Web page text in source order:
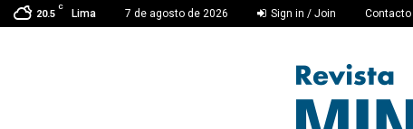
20.5
C
Lima 7 de agosto de 2026 Sign in / Join Contacto